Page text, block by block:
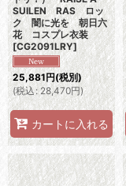
SUILEN RAS ロッ
ク 闇に光を 朝日六
花 コスプレ衣装
[CG2091LRY]
25,881円(税別)
(税込: 28,470円)
カートに入れる